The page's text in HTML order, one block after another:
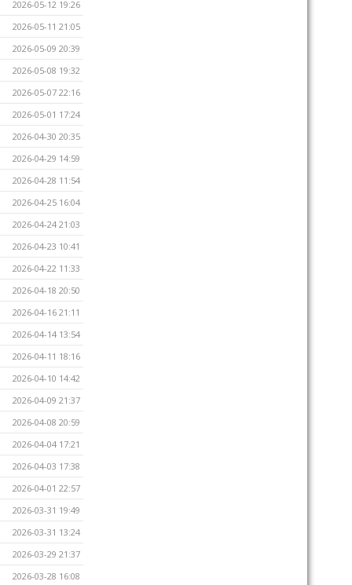
2026-05-12 19:26
2026-05-11 21:05
2026-05-09 20:39
2026-05-08 19:32
2026-05-07 22:16
2026-05-01 17:24
2026-04-30 20:35
2026-04-29 14:59
2026-04-28 11:54
2026-04-25 16:04
2026-04-24 21:03
2026-04-23 10:41
2026-04-22 11:33
2026-04-18 20:50
2026-04-16 21:11
2026-04-14 13:54
2026-04-11 18:16
2026-04-10 14:42
2026-04-09 21:37
2026-04-08 20:59
2026-04-04 17:21
2026-04-03 17:38
2026-04-01 22:57
2026-03-31 19:49
2026-03-31 13:24
2026-03-29 21:37
2026-03-28 16:08